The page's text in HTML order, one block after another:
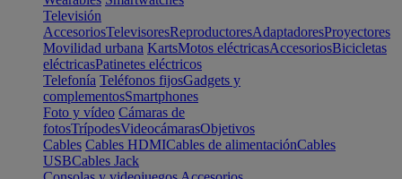
Televisión
AccesoriosTelevisoresReproductoresAdaptadoresProyectores
Movilidad urbana KartsMotos eléctricasAccesoriosBicicletas
eléctricasPatinetes eléctricos
Telefonía Teléfonos fijosGadgets y
complementosSmartphones
Foto y vídeo Cámaras de
fotosTrípodesVideocámarasObjetivos
Cables Cables HDMICables de alimentaciónCables
USBCables Jack